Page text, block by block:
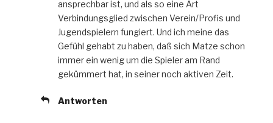
ansprechbar ist, und als so eine Art
Verbindungsglied zwischen Verein/Profis und
Jugendspielern fungiert. Und ich meine das
Gefühl gehabt zu haben, daß sich Matze schon
immer ein wenig um die Spieler am Rand
gekümmert hat, in seiner noch aktiven Zeit.
Antworten